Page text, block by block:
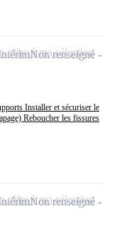
Installer et sécuriser le
Reboucher les fissures
Non renseigné
offre à ma sélection
Non renseigné
offre à ma sélection